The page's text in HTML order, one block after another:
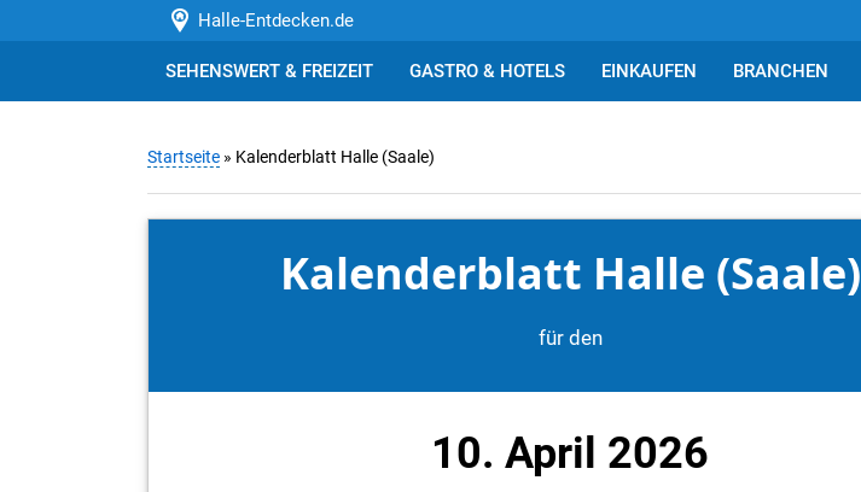
Halle-Entdecken.de
SEHENSWERT & FREIZEIT GASTRO & HOTELS EINKAUFEN BRANCHEN
Startseite » Kalenderblatt Halle (Saale)
Kalenderblatt Halle (Saale)
für den
10. April 2026